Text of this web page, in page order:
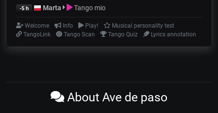
-5 h Marta Tango mio
Welcome Info Play!
Musical personality test
TangoLink
Tango Scan Tango Quiz Lyrics annotation
About Ave de paso